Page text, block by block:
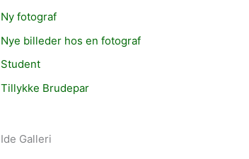
Ny fotograf
Nye billeder hos en fotograf
Student
Tillykke Brudepar
Ide Galleri